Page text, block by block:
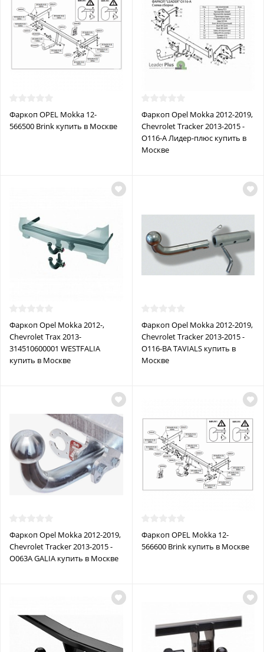
Фаркоп OPEL Mokka 12-
566500 Brink купить в Москве
Фаркоп Opel Mokka 2012-2019,
Chevrolet Tracker 2013-2015 -
O116-A Лидер-плюс купить в
Москве
Фаркоп Opel Mokka 2012-,
Chevrolet Trax 2013-
314510600001 WESTFALIA
купить в Москве
Фаркоп Opel Mokka 2012-2019,
Chevrolet Tracker 2013-2015 -
O116-BA TAVIALS купить в
Москве
Фаркоп Opel Mokka 2012-2019,
Chevrolet Tracker 2013-2015 -
O063A GALIA купить в Москве
Фаркоп OPEL Mokka 12-
566600 Brink купить в Москве